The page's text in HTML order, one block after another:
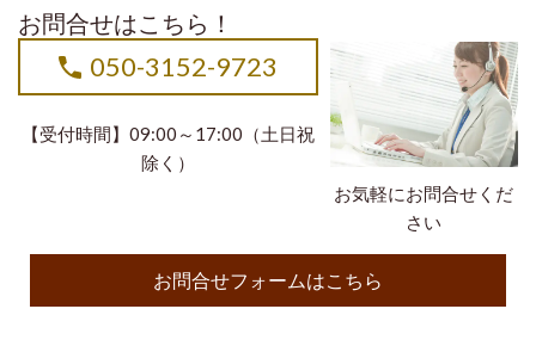
お問合せはこちら！
お気軽にお問合せくだ
さい
050-3152-9723
【受付時間】09:00～17:00（土日祝
除く）
お問合せフォームはこちら